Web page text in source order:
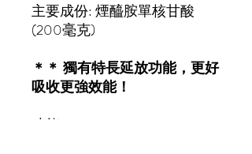
主要成份: 煙醯胺單核甘酸
(200毫克)
＊＊ 獨有特長延放功能，更好
吸收更強效能！
功能: